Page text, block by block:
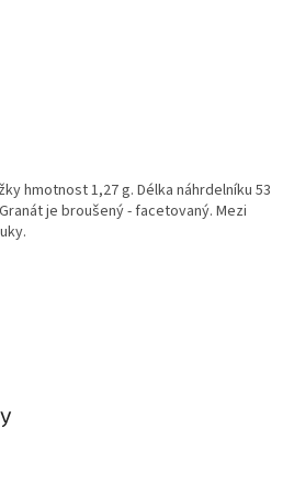
hmotnost 1,27 g. Délka náhrdelníku 53
je broušený - facetovaný. Mezi